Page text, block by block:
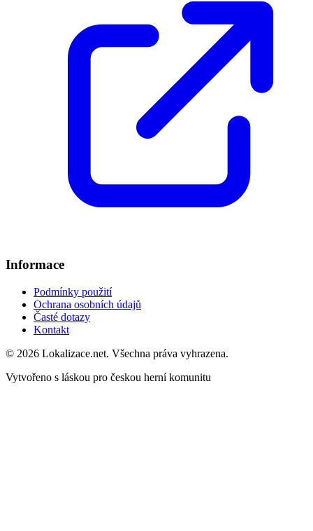
Informace
Podmínky použití
Ochrana osobních údajů
Časté dotazy
Kontakt
© 2026 Lokalizace.net. Všechna práva vyhrazena.
Vytvořeno s láskou pro českou herní komunitu